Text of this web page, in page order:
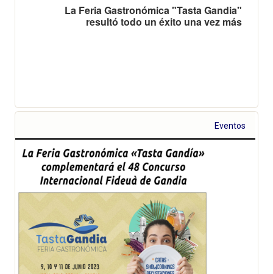
La Feria Gastronómica "Tasta Gandia"
resultó todo un éxito una vez más
Eventos